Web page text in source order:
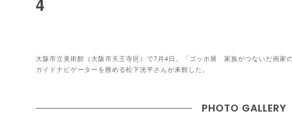
4
大阪市立美術館（大阪市天王寺区）で7月4日、「ゴッホ展 家族がつないだ画家
ガイドナビゲーターを務める松下洸平さんが来館した。
PHOTO GALLERY